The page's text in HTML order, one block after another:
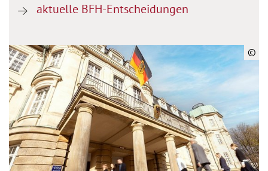
aktuelle BFH-Entscheidungen
©